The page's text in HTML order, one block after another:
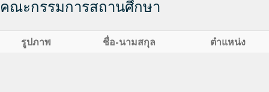
คณะกรรมการสถานศึกษา
รูปภาพ ชื่อ-นามสกุล ตำแหน่ง